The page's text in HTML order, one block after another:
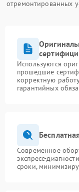
отремонтированных
Используются
прошедшие
корректную
гарантийных
Современное
экспресс-
сроки,